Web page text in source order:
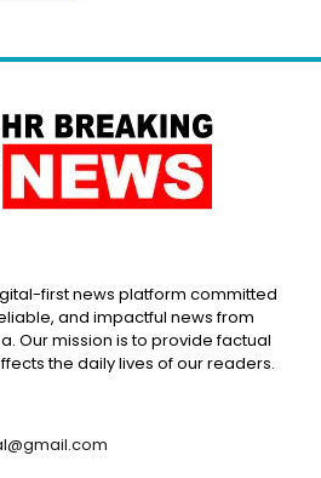
first news platform committed
and impactful news from
Our mission is to provide factual
the daily lives of our readers.